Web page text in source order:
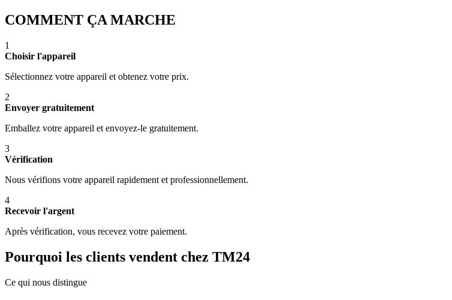
COMMENT ÇA MARCHE
1
Choisir l'appareil
Sélectionnez votre appareil et obtenez votre prix.
2
Envoyer gratuitement
Emballez votre appareil et envoyez-le gratuitement.
3
Vérification
Nous vérifions votre appareil rapidement et professionnellement.
4
Recevoir l'argent
Après vérification, vous recevez votre paiement.
Pourquoi les clients vendent chez TM24
Ce qui nous distingue